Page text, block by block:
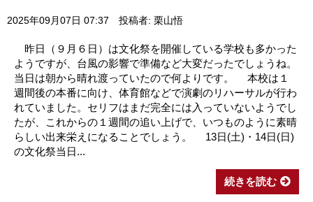
2025年09月07日 07:37 投稿者: 栗山悟
昨日（９月６日）は文化祭を開催している学校も多かった
ようですが、台風の影響で準備など大変だったでしょうね。
当日は朝から晴れ渡っていたので何よりです。 本校は１
週間後の本番に向け、体育館などで演劇のリハーサルが行わ
れていました。セリフはまだ完全には入っていないようでし
たが、これからの１週間の追い上げで、いつものように素晴
らしい出来栄えになることでしょう。 13日(土)・14日(日)
の文化祭当日...
続きを読む